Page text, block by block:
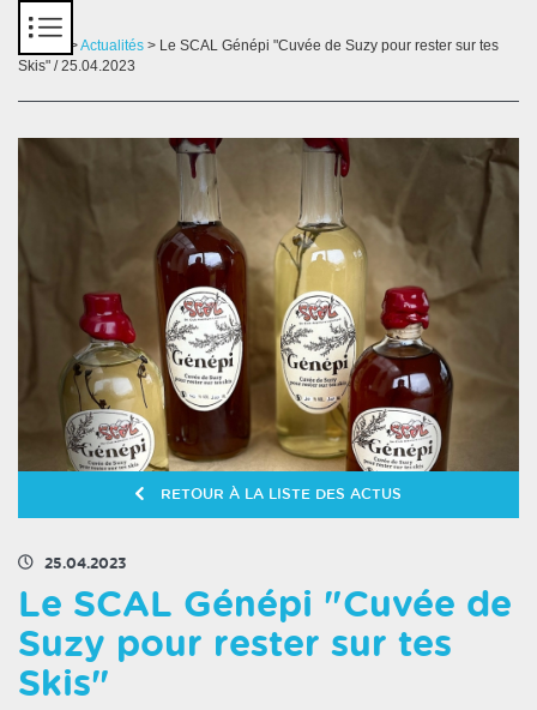
>Actualités > Le SCAL Génépi "Cuvée de Suzy pour rester sur tes
Skis" / 25.04.2023
RETOUR À LA LISTE DES ACTUS
25.04.2023
Le SCAL Génépi "Cuvée de
Suzy pour rester sur tes
Skis"